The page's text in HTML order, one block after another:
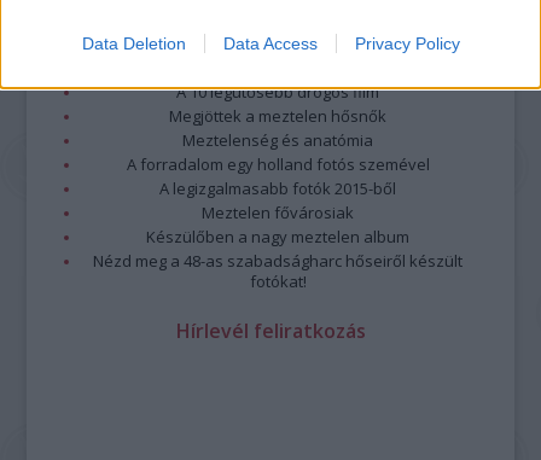
Data Deletion Data Access Privacy Policy
Megdöbbentő fotók a néptelen fővárosról
A 10 legütősebb drogos film
Megjöttek a meztelen hősnők
Meztelenség és anatómia
A forradalom egy holland fotós szemével
A legizgalmasabb fotók 2015-ből
Meztelen fővárosiak
Készülőben a nagy meztelen album
Nézd meg a 48-as szabadságharc hőseiről készült
fotókat!
Hírlevél feliratkozás